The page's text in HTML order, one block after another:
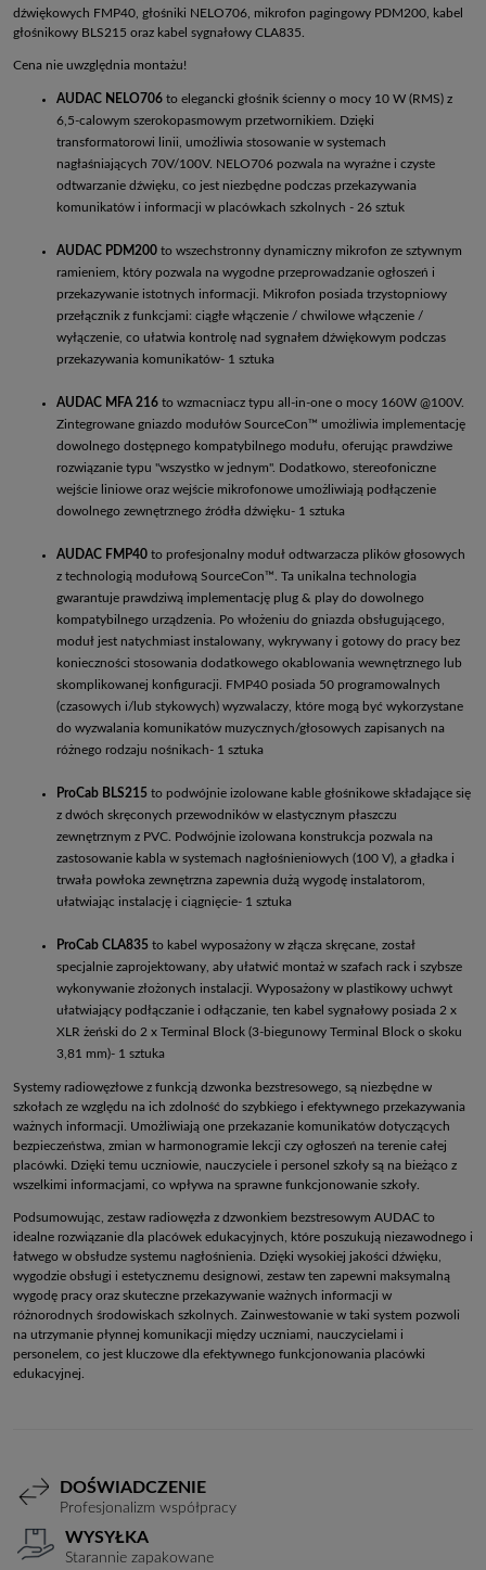
dźwiękowych FMP40, głośniki NELO706, mikrofon pagingowy PDM200, kabel
głośnikowy BLS215 oraz kabel sygnałowy CLA835.
Cena nie uwzględnia montażu!
AUDAC NELO706 to elegancki głośnik ścienny o mocy 10 W (RMS) z
6,5-calowym szerokopasmowym przetwornikiem. Dzięki
transformatorowi linii, umożliwia stosowanie w systemach
nagłaśniających 70V/100V. NELO706 pozwala na wyraźne i czyste
odtwarzanie dźwięku, co jest niezbędne podczas przekazywania
komunikatów i informacji w placówkach szkolnych - 26 sztuk
AUDAC PDM200 to wszechstronny dynamiczny mikrofon ze sztywnym
ramieniem, który pozwala na wygodne przeprowadzanie ogłoszeń i
przekazywanie istotnych informacji. Mikrofon posiada trzystopniowy
przełącznik z funkcjami: ciągłe włączenie / chwilowe włączenie /
wyłączenie, co ułatwia kontrolę nad sygnałem dźwiękowym podczas
przekazywania komunikatów- 1 sztuka
AUDAC MFA 216 to wzmacniacz typu all-in-one o mocy 160W @100V.
Zintegrowane gniazdo modułów SourceCon™ umożliwia implementację
dowolnego dostępnego kompatybilnego modułu, oferując prawdziwe
rozwiązanie typu "wszystko w jednym". Dodatkowo, stereofoniczne
wejście liniowe oraz wejście mikrofonowe umożliwiają podłączenie
dowolnego zewnętrznego źródła dźwięku- 1 sztuka
AUDAC FMP40 to profesjonalny moduł odtwarzacza plików głosowych
z technologią modułową SourceCon™. Ta unikalna technologia
gwarantuje prawdziwą implementację plug & play do dowolnego
kompatybilnego urządzenia. Po włożeniu do gniazda obsługującego,
moduł jest natychmiast instalowany, wykrywany i gotowy do pracy bez
konieczności stosowania dodatkowego okablowania wewnętrznego lub
skomplikowanej konfiguracji. FMP40 posiada 50 programowalnych
(czasowych i/lub stykowych) wyzwalaczy, które mogą być wykorzystane
do wyzwalania komunikatów muzycznych/głosowych zapisanych na
różnego rodzaju nośnikach- 1 sztuka
ProCab BLS215 to podwójnie izolowane kable głośnikowe składające się
z dwóch skręconych przewodników w elastycznym płaszczu
zewnętrznym z PVC. Podwójnie izolowana konstrukcja pozwala na
zastosowanie kabla w systemach nagłośnieniowych (100 V), a gładka i
trwała powłoka zewnętrzna zapewnia dużą wygodę instalatorom,
ułatwiając instalację i ciągnięcie- 1 sztuka
ProCab CLA835 to kabel wyposażony w złącza skręcane, został
specjalnie zaprojektowany, aby ułatwić montaż w szafach rack i szybsze
wykonywanie złożonych instalacji. Wyposażony w plastikowy uchwyt
ułatwiający podłączanie i odłączanie, ten kabel sygnałowy posiada 2 x
XLR żeński do 2 x Terminal Block (3-biegunowy Terminal Block o skoku
3,81 mm)- 1 sztuka
Systemy radiowęzłowe z funkcją dzwonka bezstresowego, są niezbędne w
szkołach ze względu na ich zdolność do szybkiego i efektywnego przekazywania
ważnych informacji. Umożliwiają one przekazanie komunikatów dotyczących
bezpieczeństwa, zmian w harmonogramie lekcji czy ogłoszeń na terenie całej
placówki. Dzięki temu uczniowie, nauczyciele i personel szkoły są na bieżąco z
wszelkimi informacjami, co wpływa na sprawne funkcjonowanie szkoły.
Podsumowując, zestaw radiowęzła z dzwonkiem bezstresowym AUDAC to
idealne rozwiązanie dla placówek edukacyjnych, które poszukują niezawodnego i
łatwego w obsłudze systemu nagłośnienia. Dzięki wysokiej jakości dźwięku,
wygodzie obsługi i estetycznemu designowi, zestaw ten zapewni maksymalną
wygodę pracy oraz skuteczne przekazywanie ważnych informacji w
różnorodnych środowiskach szkolnych. Zainwestowanie w taki system pozwoli
na utrzymanie płynnej komunikacji między uczniami, nauczycielami i
personelem, co jest kluczowe dla efektywnego funkcjonowania placówki
edukacyjnej.
DOŚWIADCZENIE
Profesjonalizm współpracy
WYSYŁKA
Starannie zapakowane